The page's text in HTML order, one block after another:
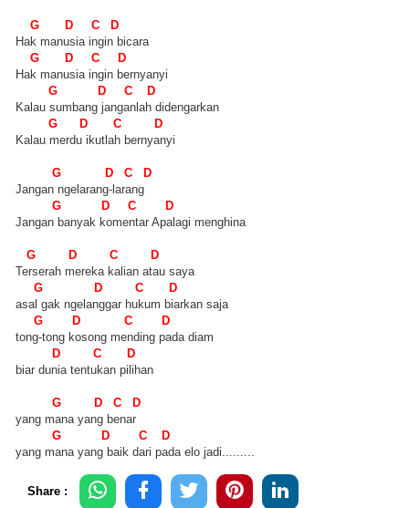
G D C D
Hak manusia ingin bicara
G D C D
Hak manusia ingin bernyanyi
G D C D
Kalau sumbang janganlah didengarkan
G D C D
Kalau merdu ikutlah bernyanyi
G D C D
Jangan ngelarang-larang
G D C D
Jangan banyak komentar Apalagi menghina
G D C D
Terserah mereka kalian atau saya
G D C D
asal gak ngelanggar hukum biarkan saja
G D C D
tong-tong kosong mending pada diam
D C D
biar dunia tentukan pilihan
G D C D
yang mana yang benar
G D C D
yang mana yang baik dari pada elo jadi.........
Share :